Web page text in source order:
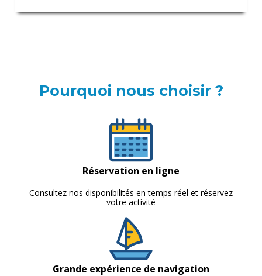
Pourquoi nous choisir ?
Réservation en ligne
Consultez nos disponibilités en temps réel et réservez
votre activité
Grande expérience de navigation